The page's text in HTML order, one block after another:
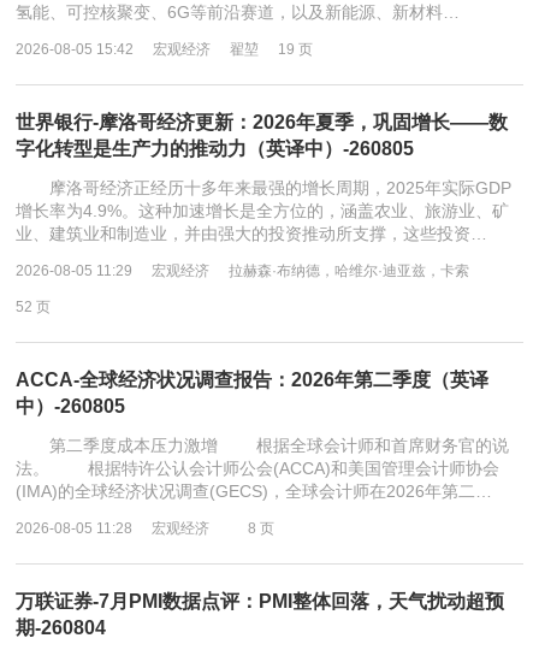
氢能、可控核聚变、6G等前沿赛道，以及新能源、新材料…
2026-08-05 15:42 宏观经济 翟堃 19 页
世界银行-摩洛哥经济更新：2026年夏季，巩固增长——数
字化转型是生产力的推动力（英译中）-260805
摩洛哥经济正经历十多年来最强的增长周期，2025年实际GDP
增长率为4.9%。这种加速增长是全方位的，涵盖农业、旅游业、矿
业、建筑业和制造业，并由强大的投资推动所支撑，这些投资…
2026-08-05 11:29 宏观经济 拉赫森·布纳德，哈维尔·迪亚兹，卡索
52 页
ACCA-全球经济状况调查报告：2026年第二季度（英译
中）-260805
第二季度成本压力激增 根据全球会计师和首席财务官的说
法。 根据特许公认会计师公会(ACCA)和美国管理会计师协会
(IMA)的全球经济状况调查(GECS)，全球会计师在2026年第二…
2026-08-05 11:28 宏观经济 8 页
万联证券-7月PMI数据点评：PMI整体回落，天气扰动超预
期-260804